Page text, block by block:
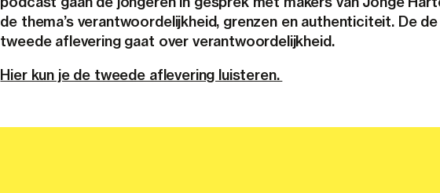
de thema’s verantwoordelijkheid, grenzen en authenticiteit. De de
tweede aflevering gaat over verantwoordelijkheid.
Hier kun je de tweede aflevering luisteren.